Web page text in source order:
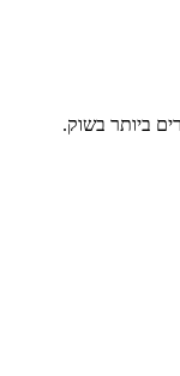
ביותר בשוק.